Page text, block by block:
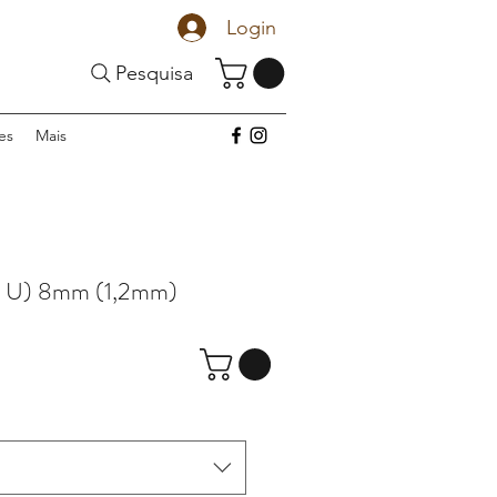
Login
Pesquisa
Mais
8mm (1,2mm)